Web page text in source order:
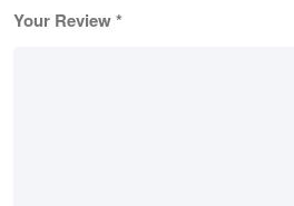
Your Review*